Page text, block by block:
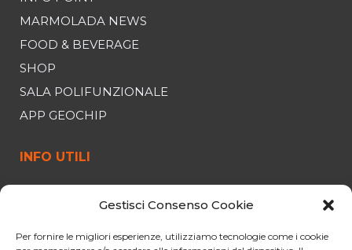
Gestisci Consenso Cookie
Per fornire le migliori esperienze, utilizziamo tecnologie come i cookie
MARMOLADA NEWS
FOOD & BEVERAGE
SHOP
SALA POLIFUNZIONALE
APP GEOCHIP
INFO UTILI
ORARI E PREZZI
OFFERTE